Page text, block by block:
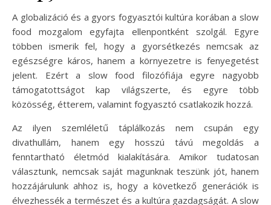
A globalizáció és a gyors fogyasztói kultúra korában a slow
food mozgalom egyfajta ellenpontként szolgál. Egyre
többen ismerik fel, hogy a gyorsétkezés nemcsak az
egészségre káros, hanem a környezetre is fenyegetést
jelent. Ezért a slow food filozófiája egyre nagyobb
támogatottságot kap világszerte, és egyre több
közösség, étterem, valamint fogyasztó csatlakozik hozzá.
Az ilyen szemléletű táplálkozás nem csupán egy
divathullám, hanem egy hosszú távú megoldás a
fenntartható életmód kialakítására. Amikor tudatosan
választunk, nemcsak saját magunknak teszünk jót, hanem
hozzájárulunk ahhoz is, hogy a következő generációk is
élvezhessék a természet és a kultúra gazdagságát. A slow